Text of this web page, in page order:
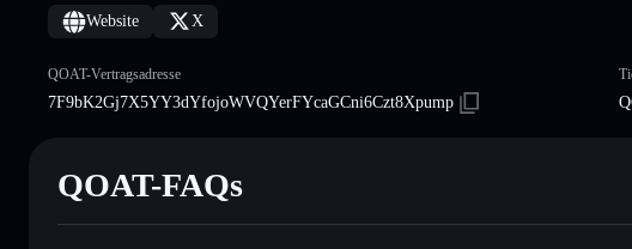
Website X
QOAT-Vertragsadresse
7F9bK2Gj7X5YY3dYfojoWVQYerFYcaGCni6Czt8Xpump
QOAT-FAQs